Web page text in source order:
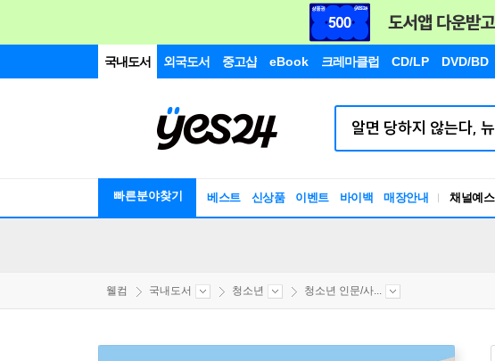
국내도서 외국도서 중고샵 eBook 크레마클럽 CD/LP DVD/BD
빠른분야찾기 베스트 신상품 이벤트 바이백 매장안내 채널예스
웰컴 국내도서 청소년 청소년 인문/사...